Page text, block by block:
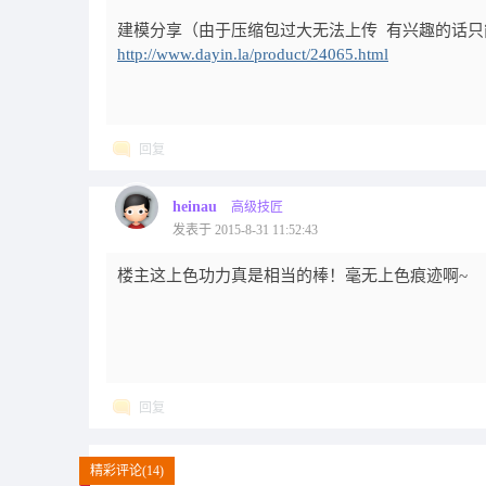
建模分享（由于压缩包过大无法上传 有兴趣的话只
http://www.dayin.la/product/24065.html
回复
heinau
高级技匠
发表于 2015-8-31 11:52:43
楼主这上色功力真是相当的棒！毫无上色痕迹啊~
回复
精彩评论(14)